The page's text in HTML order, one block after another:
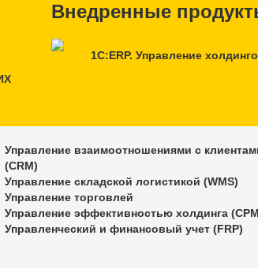
Внедренные
1С:ERP. Управление
Управление взаимоотношениями с
(CRM)
Управление складской логистикой (WMS)
Управление торговлей
Управление эффективностью холдинга
Управленческий и финансовый учет (FRP)